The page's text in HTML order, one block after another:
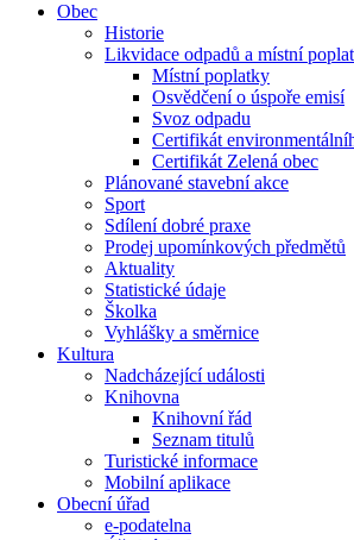
Obec
Historie
Likvidace odpadů a místní
Místní poplatky
Osvědčení o úspoře emisí
Svoz odpadu
Certifikát
Certifikát Zelená obec
Plánované stavební akce
Sport
Sdílení dobré praxe
Prodej upomínkových předmětů
Aktuality
Statistické údaje
Školka
Vyhlášky a směrnice
Kultura
Nadcházející události
Knihovna
Knihovní řád
Seznam titulů
Turistické informace
Mobilní aplikace
Obecní úřad
e-podatelna